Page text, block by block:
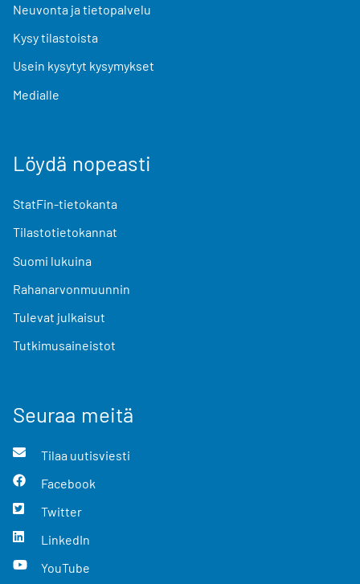
Neuvonta ja tietopalvelu
Kysy tilastoista
Usein kysytyt kysymykset
Medialle
Löydä nopeasti
StatFin-tietokanta
Tilastotietokannat
Suomi lukuina
Rahanarvonmuunnin
Tulevat julkaisut
Tutkimusaineistot
Seuraa meitä
Tilaa uutisviesti
Facebook
Twitter
LinkedIn
YouTube